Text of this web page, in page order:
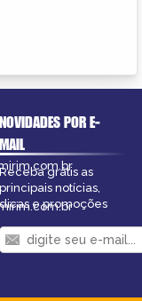
NOVIDADES POR E-
MAIL
Receba grátis as
principais notícias,
dicas e promoções